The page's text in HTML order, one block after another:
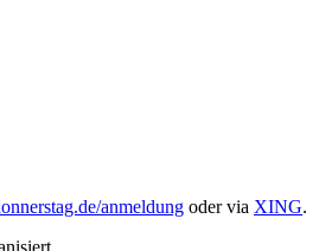
anmeldung oder via XING.